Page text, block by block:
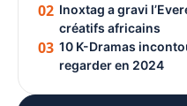
02 Inoxtag a gravi
créatifs africains
03 10 K-Dramas
regarder en 2024